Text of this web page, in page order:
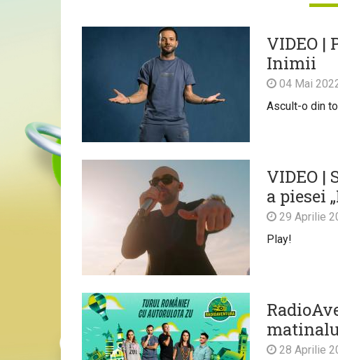
VIDEO |
Inimii
04 Mai
Ascult-o din
VIDEO |
a piesei
29 Aprilie
Play!
28 Aprilie